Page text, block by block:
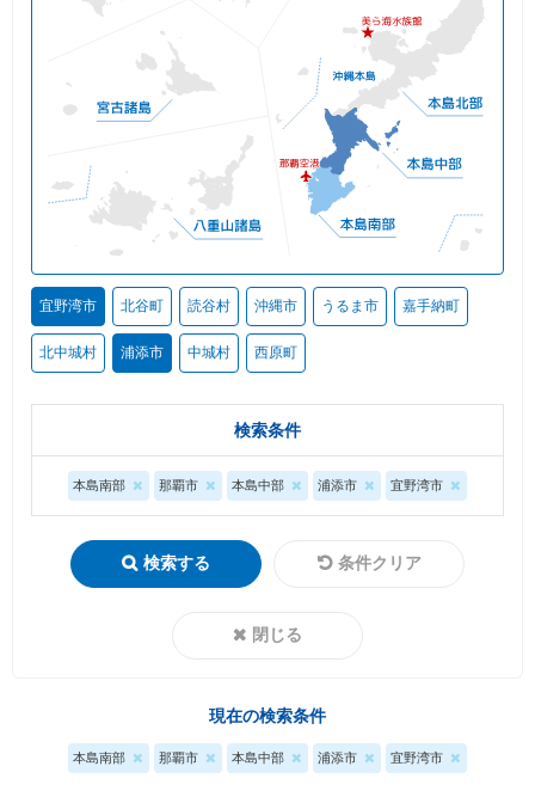
宜野湾市 北谷町 読谷村 沖縄市 うるま市 嘉手納町
北中城村 浦添市 中城村 西原町
検索条件
本島南部 那覇市 本島中部 浦添市 宜野湾市
検索する 条件クリア
閉じる
現在の検索条件
本島南部 那覇市 本島中部 浦添市 宜野湾市